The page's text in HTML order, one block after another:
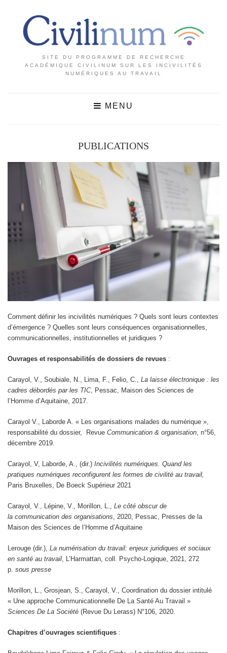
SITE DU PROGRAMME DE RECHERCHE
ACADÉMIQUE CIVILINUM SUR LES INCIVILITÉS
NUMÉRIQUES AU TRAVAIL
MENU
PUBLICATIONS
Comment définir les incivilités numériques ? Quels sont leurs contextes
d’émergence ? Quelles sont leurs conséquences organisationnelles,
communicationnelles, institutionnelles et juridiques ?
Ouvrages et responsabilités de dossiers de revues :
Carayol, V., Soubiale, N., Lima, F., Felio, C., La laisse électronique : les
cadres débordés par les TIC, Pessac, Maison des Sciences de
l’Homme d’Aquitaine, 2017.
Carayol V., Laborde A. « Les organisations malades du numérique »,
responsabilité du dossier, Revue Communication & organisation , n°56,
décembre 2019.
Carayol, V, Laborde, A., (dir.) Incivilités numériques. Quand les
pratiques numériques reconfigurent les formes de civilité au travail,
Paris Bruxelles, De Boeck Supérieur 2021
Carayol, V., Lépine, V., Morillon, L., Le côté obscur de
la communication des organisations , 2020, Pessac, Presses de la
Maison des Sciences de l’Homme d’Aquitaine
Lerouge (dir.), La numérisation du travail: enjeux juridiques et sociaux
en santé au travail , L’Harmattan, coll. Psycho-Logique, 2021, 272
p. sous presse
Morillon, L., Grosjean, S., Carayol, V., Coordination du dossier intitulé
« Une approche Communicationnelle De La Santé Au Travail »
Sciences De La Société (Revue Du Lerass) N°106, 2020.
Chapitres d’ouvrages scientifiques :